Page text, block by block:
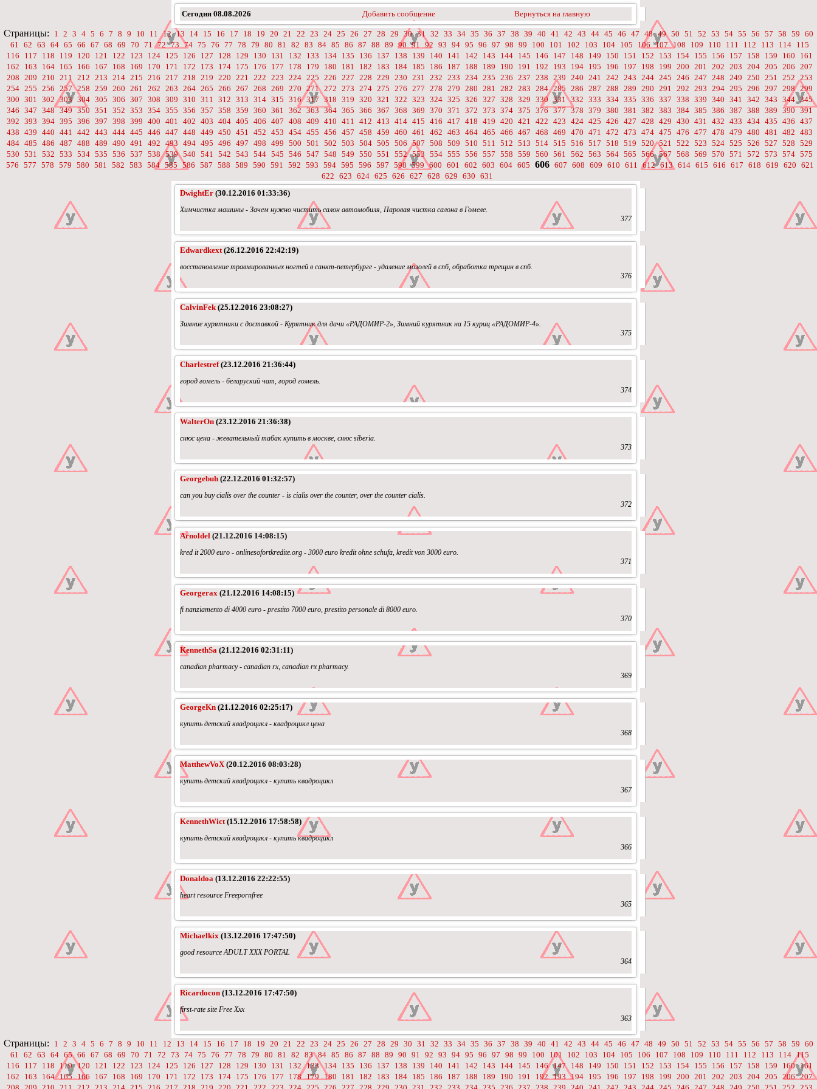
Сегодня 08.08.2026 Добавить сообщение Вернуться на главную
Страницы: 1 2 3 4 5 6 7 8 9 10 11 12 13 14 15 16 17 18 19 20 21 22 23 24 25 26 27 28 29 30 31 32 33 34 35 36 37 38 39 40 41 42 43 44 45 46 47 48 49 50 51 52 53 54 55 56 57 58 59 60
61 62 63 64 65 66 67 68 69 70 71 72 73 74 75 76 77 78 79 80 81 82 83 84 85 86 87 88 89 90 91 92 93 94 95 96 97 98 99 100 101 102 103 104 105 106 107 108 109 110 111 112 113 114 115
116
117 118 119 120 121 122 123 124 125 126 127 128 129 130 131 132 133 134 135 136 137 138 139 140 141 142 143 144 145 146 147 148 149 150 151 152 153 154 155 156 157 158 159 160
161
162
163 164 165 166 167 168 169 170 171 172 173 174 175 176 177 178 179 180 181 182 183 184 185 186 187 188 189 190 191 192 193 194 195 196 197 198 199 200 201 202 203 204 205 206 207
208 209 210 211 212 213 214 215 216 217 218 219 220 221 222 223 224 225 226 227 228 229 230 231 232 233 234 235 236 237 238 239 240 241 242 243 244 245 246 247 248 249 250 251 252 253
254 255 256 257 258 259 260 261 262 263 264 265 266 267 268 269 270 271 272 273 274 275 276 277 278 279 280 281 282 283 284 285 286 287 288 289 290 291 292 293 294 295 296 297 298 299
300 301 302 303 304 305 306 307 308 309 310 311 312 313 314 315 316 317 318 319 320 321 322 323 324 325 326 327 328 329 330 331 332 333 334 335 336 337 338 339 340 341 342 343 344 345
346 347 348 349 350 351 352 353 354 355 356 357 358 359 360 361 362 363 364 365 366 367 368 369 370 371 372 373 374 375 376 377 378 379 380 381 382 383 384 385 386 387 388 389 390 391
392 393 394 395 396 397 398 399 400 401 402 403 404 405 406 407 408 409 410 411 412 413 414 415 416 417 418 419 420 421 422 423 424 425 426 427 428 429 430 431 432 433 434 435 436 437
438 439 440 441 442 443 444 445 446 447 448 449 450 451 452 453 454 455 456 457 458 459 460 461 462 463 464 465 466 467 468 469 470 471 472 473 474 475 476 477 478 479 480 481 482 483
484 485 486 487 488 489 490 491 492 493 494 495 496 497 498 499 500 501 502 503 504 505 506 507 508 509 510 511 512 513 514 515 516 517 518 519 520 521 522 523 524 525 526 527 528 529
530 531 532 533 534 535 536 537 538 539 540 541 542 543 544 545 546 547 548 549 550 551 552 553 554 555 556 557 558 559 560 561 562 563 564 565 566 567 568 569 570 571 572 573 574 575
576 577 578 579 580 581 582 583 584 585 586 587 588 589 590 591 592 593 594 595 596 597 598 599 600 601 602 603 604 605 606 607 608 609 610 611 612 613 614 615 616 617 618 619 620 621
622 623 624 625 626 627 628 629 630 631
DwightEr (30.12.2016 01:33:36)
Химчистка машины - Зачем нужно чистить салон автомобиля, Паровая чистка салона в Гомеле.
377
Edwardkext(26.12.2016 22:42:19)
восстановление травмированных ногтей в санкт-петербурге - удаление мозолей в спб, обработка трещин в спб.
376
CalvinFek (25.12.2016 23:08:27)
Зимние курятники с доставкой - Курятник для дачи «РАДОМИР-2», Зимний курятник на 15 куриц «РАДОМИР-4».
375
Charlestref(23.12.2016 21:36:44)
город гомель - беларуский чат, город гомель.
374
WalterOn (23.12.2016 21:36:38)
снюс цена - жевательный табак купить в москве, снюс siberia.
373
Georgebuh (22.12.2016 01:32:57)
can you buy cialis over the counter - is cialis over the counter, over the counter cialis.
372
Arnoldel (21.12.2016 14:08:15)
kred it 2000 euro - onlinesofortkredite.org - 3000 euro kredit ohne schufa, kredit von 3000 euro.
371
Georgerax (21.12.2016 14:08:15)
fi nanziamento di 4000 euro - prestito 7000 euro, prestito personale di 8000 euro.
370
KennethSa (21.12.2016 02:31:11)
canadian pharmacy - canadian rx, canadian rx pharmacy.
369
GeorgeKn (21.12.2016 02:25:17)
купить детский квадроцикл - квадроцикл цена
368
MatthewVoX(20.12.2016 08:03:28)
купить детский квадроцикл - купить квадроцикл
367
KennethWict(15.12.2016 17:58:58)
купить детский квадроцикл - купить квадроцикл
366
Donaldoa (13.12.2016 22:22:55)
heart resource Freepornfree
365
Michaelkix (13.12.2016 17:47:50)
good resource ADULT XXX PORTAL
364
Ricardocon (13.12.2016 17:47:50)
first-rate site Free Xxx
363
Страницы: 1 2 3 4 5 6 7 8 9 10 11 12 13 14 15 16 17 18 19 20 21 22 23 24 25 26 27 28 29 30 31 32 33 34 35 36 37 38 39 40 41 42 43 44 45 46 47 48 49 50 51 52 53 54 55 56 57 58 59 60
61 62 63 64 65 66 67 68 69 70 71 72 73 74 75 76 77 78 79 80 81 82 83 84 85 86 87 88 89 90 91 92 93 94 95 96 97 98 99 100 101 102 103 104 105 106 107 108 109 110 111 112 113 114 115
116
117 118 119 120 121 122 123 124 125 126 127 128 129 130 131 132 133 134 135 136 137 138 139 140 141 142 143 144 145 146 147 148 149 150 151 152 153 154 155 156 157 158 159 160 161
162
163 164 165 166 167 168 169 170 171 172 173 174 175 176 177 178 179 180 181 182 183 184 185 186 187 188 189 190 191 192 193 194 195 196 197 198 199 200 201 202 203 204 205 206 207